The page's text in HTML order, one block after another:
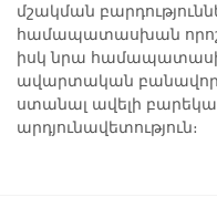
մշակման
համապատասխան
իսկ նրա
ավարտական
ստանալ ավելի
արդյունավետություն։